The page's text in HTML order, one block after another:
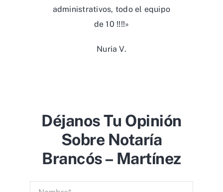
administrativos, todo el equipo
de 10 !!!!»
Nuria V.
Déjanos Tu Opinión
Sobre Notaría
Brancós – Martínez